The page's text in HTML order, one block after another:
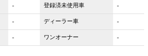
- 登録済未使用車 -
- ディーラー車 -
- ワンオーナー -